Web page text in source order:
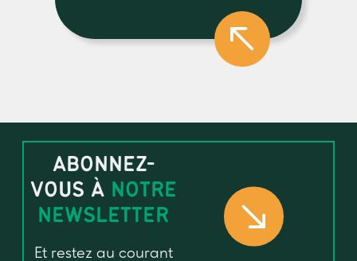
ABONNEZ-
VOUS À NOTRE
NEWSLETTER
Et restez au courant